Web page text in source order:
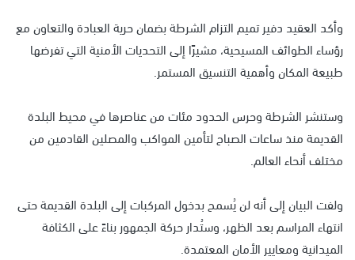
وأكد العقيد دفير تميم التزام الشرطة بضمان حرية العبادة والتعاون مع
رؤساء الطوائف المسيحية، مشيرًا إلى التحديات الأمنية التي تفرضها
طبيعة المكان وأهمية التنسيق المستمر.
وستنشر الشرطة وحرس الحدود مئات من عناصرها في محيط البلدة
القديمة منذ ساعات الصباح لتأمين المواكب والمصلين القادمين من
مختلف أنحاء العالم.
ولفت البيان إلى أنه لن يُسمح بدخول المركبات إلى البلدة القديمة حتى
انتهاء المراسم بعد الظهر، وستُدار حركة الجمهور بناءً على الكثافة
الميدانية ومعايير الأمان المعتمدة.